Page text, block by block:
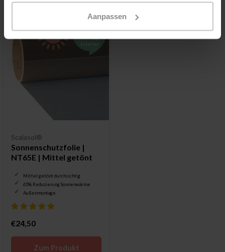
Aanpassen
Scalasol®
Sonnenschutzfolie |
NT65E | Mittel getönt
Mittel getönt durchsichtig
65% Reduzierung Sonnenwärme
Außenmontage
€24,50
Zum Produkt